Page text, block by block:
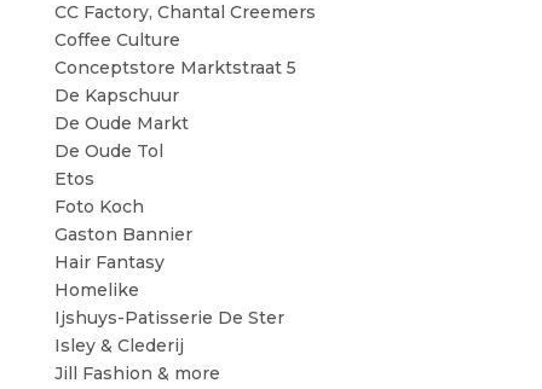
CC Factory, Chantal Creemers
Coffee Culture
Conceptstore Marktstraat 5
De Kapschuur
De Oude Markt
De Oude Tol
Etos
Foto Koch
Gaston Bannier
Hair Fantasy
Homelike
Ijshuys-Patisserie De Ster
Isley & Clederij
Jill Fashion & more